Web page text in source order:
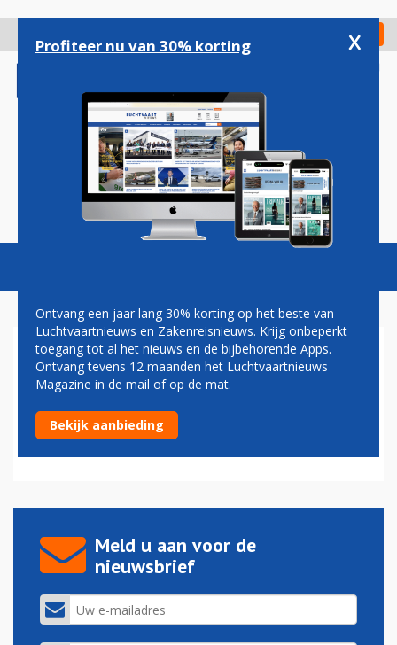
gaan
Check in
Magazine Podcasts Vacatures
PAUL FOWLER
Circus Max Verstappen is weer onderweg
01-03-2023 - 09:42
Meld u aan voor de
nieuwsbrief
Profiteer nu van 30% korting x
Ontvang een jaar lang 30% korting op het beste van
Luchtvaartnieuws en Zakenreisnieuws. Krijg onbeperkt
toegang tot al het nieuws en de bijbehorende Apps.
Ontvang tevens 12 maanden het Luchtvaartnieuws
Magazine in de mail of op de mat.
Bekijk aanbieding